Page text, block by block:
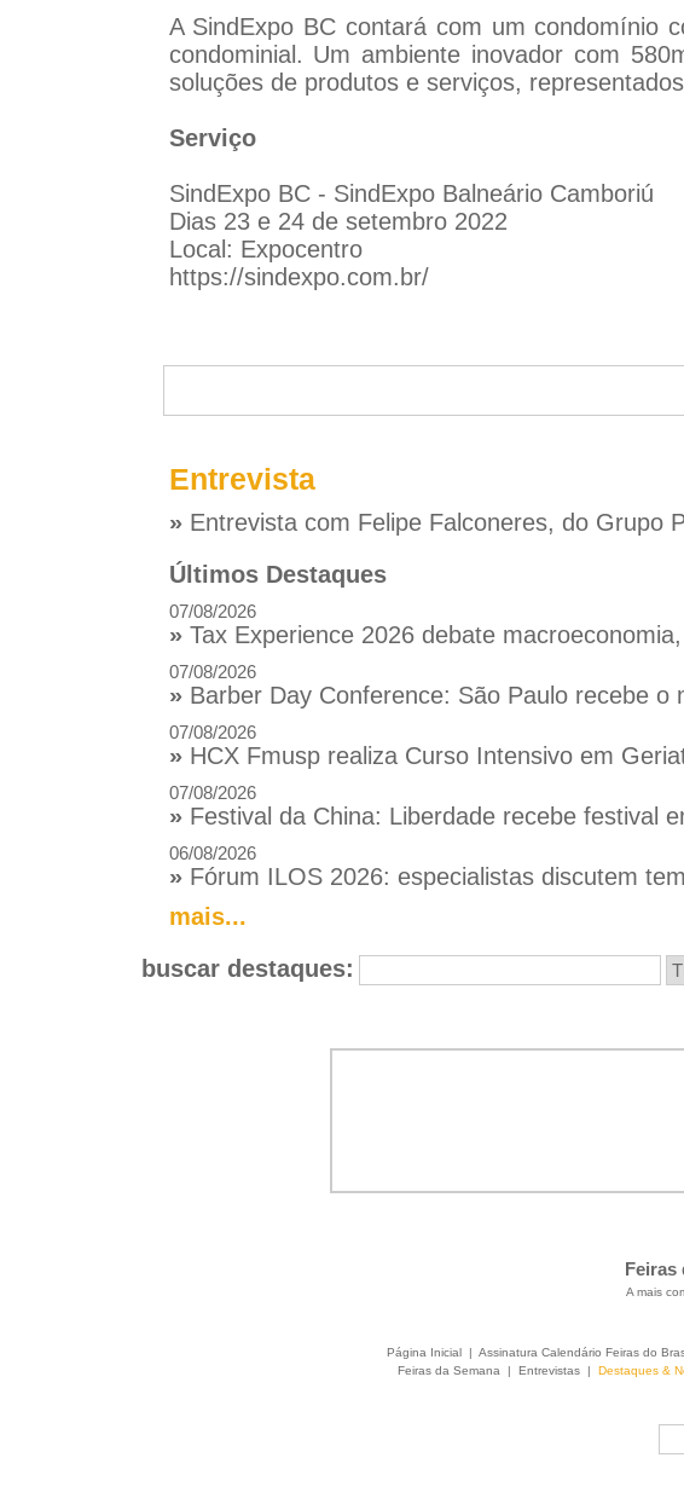
A SindExpo BC contará com um condomínio
condominial. Um ambiente inovador com
soluções de produtos e serviços,
Serviço
SindExpo BC - SindExpo Balneário Camboriú
Dias 23 e 24 de setembro 2022
Local: Expocentro
https://sindexpo.com.br/
Entrevista
» Entrevista com Felipe Falconeres, do Grupo
Últimos Destaques
07/08/2026
» Tax Experience 2026 debate
07/08/2026
» Barber Day Conference: São Paulo recebe
07/08/2026
» HCX Fmusp realiza Curso Intensivo em
07/08/2026
» Festival da China: Liberdade recebe festival
06/08/2026
» Fórum ILOS 2026: especialistas discutem
mais...
buscar destaques:
Feiras
A mais
Página Inicial | Assinatura Calendário Feiras do
Feiras da Semana
| Entrevistas | Destaques &